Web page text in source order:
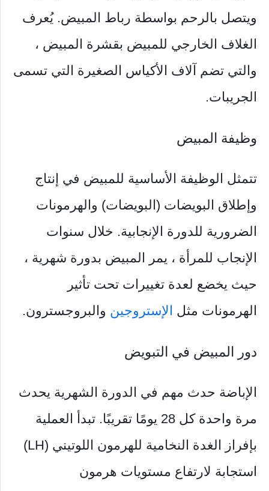
ويتصل بالرحم بواسطة رباط المبيض. يُعرف
الغلاف الخارجي للمبيض بقشرة المبيض ،
والتي تضم آلاف الأكياس الصغيرة التي تسمى
الجريبات.
وظيفة المبيض
تتمثل الوظيفة الأساسية للمبيض في إنتاج
وإطلاق البويضات (البويضات) والهرمونات
الضرورية للدورة الإنجابية. خلال سنوات
الإنجاب للمرأة ، يمر المبيض بدورة شهرية ،
حيث يخضع لعدة تغييرات تحت تأثير
الهرمونات مثل الإستروجين والبروجسترون.
دور المبيض في التبويض
الإباضة حدث مهم في الدورة الشهرية يحدث
مرة واحدة كل 28 يومًا تقريبًا. تبدأ العملية
بإفراز الغدة النخامية للهرمون اللوتيني (LH)
استجابة لارتفاع مستويات هرمون